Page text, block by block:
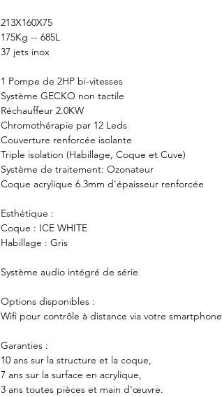
213X160X75
175Kg -- 685L
37 jets inox
1 Pompe de 2HP bi-vitesses
Système GECKO non tactile
Réchauffeur 2.0KW
Chromothérapie par 12 Leds
Couverture renforcée isolante
Triple isolation (Habillage, Coque et Cuve)
Système de traitement: Ozonateur
Coque acrylique 6.3mm d'épaisseur renforcée
Esthétique :
Coque : ICE WHITE
Habillage : Gris
Système audio intégré de série
Options disponibles :
Wifi pour contrôle à distance via votre smartphone
Garanties :
10 ans sur la structure et la coque,
7 ans sur la surface en acrylique,
3 ans toutes pièces et main d'œuvre.